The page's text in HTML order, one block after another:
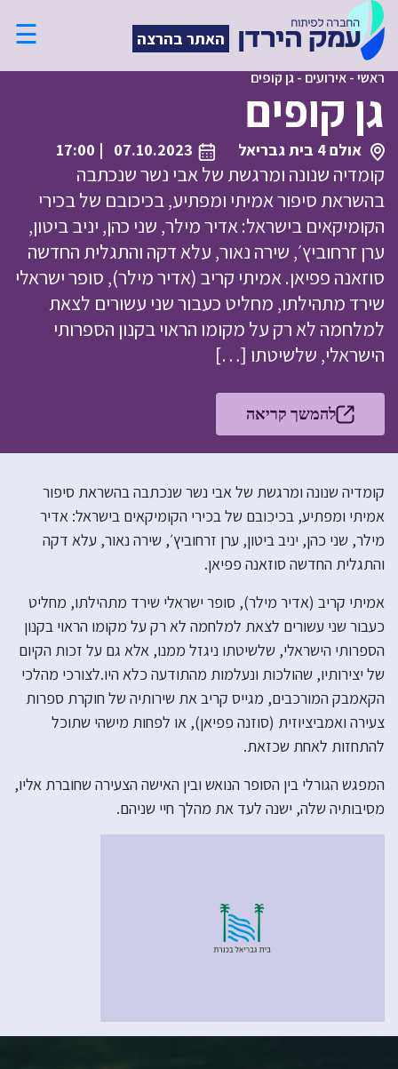
האתר בהרצה ☰
ראשי-אירועים -גן קופים
גן קופים
אולם 4 בית גבריאל 07.10.2023
| 17:00
קומדיה שנונה ומרגשת של אבי נשר שנכתבה
בהשראת סיפור אמיתי ומפתיע, בכיכובם של בכירי
הקומיקאים בישראל: אדיר מילר, שני כהן, יניב ביטון,
ערן זרחוביץ׳, שירה נאור, עלא דקה והתגלית החדשה
סוזאנה פפיאן. אמיתי קריב (אדיר מילר), סופר ישראלי
שירד מתהילתו, מחליט כעבור שני עשורים לצאת
למלחמה לא רק על מקומו הראוי בקנון הספרותי
הישראלי, שלשיטתו […]
להמשך קריאה
קומדיה שנונה ומרגשת של אבי נשר שנכתבה בהשראת סיפור
אמיתי ומפתיע, בכיכובם של בכירי הקומיקאים בישראל: אדיר
מילר, שני כהן, יניב ביטון, ערן זרחוביץ׳, שירה נאור, עלא דקה
והתגלית החדשה סוזאנה פפיאן.
אמיתי קריב (אדיר מילר), סופר ישראלי שירד מתהילתו, מחליט
כעבור שני עשורים לצאת למלחמה לא רק על מקומו הראוי בקנון
הספרותי הישראלי, שלשיטתו ניגזל ממנו, אלא גם על זכות הקיום
של יצירותיו, שהולכות ונעלמות מהתודעה כלא היו.לצורכי מהלכי
הקאמבק המורכבים, מגייס קריב את שירותיה של חוקרת ספרות
צעירה ואמביציוזית (סוזנה פפיאן), או לפחות מישהי שתוכל
להתחזות לאחת שכזאת.
המפגש הגורלי בין הסופר הנואש ובין האישה הצעירה שחוברת אליו,
מסיבותיה שלה, ישנה לעד את מהלך חיי שניהם.